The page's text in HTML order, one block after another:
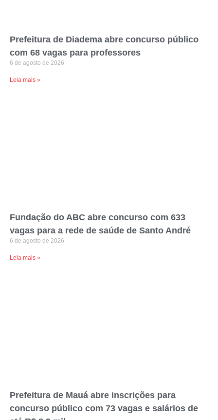
Prefeitura de Diadema abre concurso público
com 68 vagas para professores
6 de agosto de 2026
Leia mais »
Fundação do ABC abre concurso com 633
vagas para a rede de saúde de Santo André
6 de agosto de 2026
Leia mais »
Prefeitura de Mauá abre inscrições para
concurso público com 73 vagas e salários de